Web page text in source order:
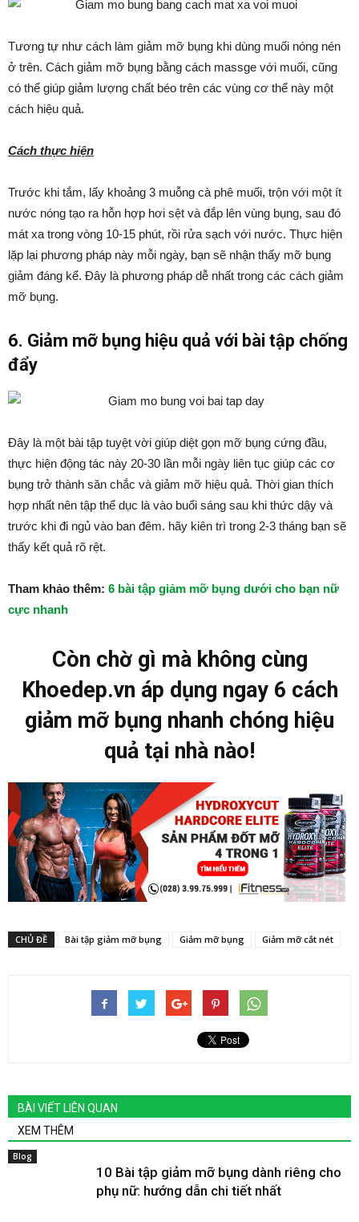
Tương tự như cách làm giảm mỡ bụng khi dùng muối nóng nén
ở trên. Cách giảm mỡ bụng bằng cách massge với muối, cũng
có thể giúp giảm lượng chất béo trên các vùng cơ thể này một
cách hiệu quả.
Cách thực hiện
Trước khi tắm, lấy khoảng 3 muỗng cà phê muối, trộn với một ít
nước nóng tạo ra hỗn hợp hơi sệt và đắp lên vùng bụng, sau đó
mát xa trong vòng 10-15 phút, rồi rửa sạch với nước. Thực hiện
lặp lại phương pháp này mỗi ngày, bạn sẽ nhận thấy mỡ bụng
giảm đáng kể. Đây là phương pháp dễ nhất trong các cách giảm
mỡ bụng.
6. Giảm mỡ bụng hiệu quả với bài tập chống
đẩy
Đây là một bài tập tuyệt vời giúp diệt gọn mỡ bụng cứng đầu,
thực hiện động tác này 20-30 lần mỗi ngày liên tục giúp các cơ
bụng trở thành săn chắc và giảm mỡ hiệu quả. Thời gian thích
hợp nhất nên tập thể dục là vào buổi sáng sau khi thức dậy và
trước khi đi ngủ vào ban đêm. hãy kiên trì trong 2-3 tháng bạn sẽ
thấy kết quả rõ rệt.
Tham khảo thêm: 6 bài tập giảm mỡ bụng dưới cho bạn nữ
cực nhanh
Còn chờ gì mà không cùng
Khoedep.vn áp dụng ngay 6 cách
giảm mỡ bụng nhanh chóng hiệu
quả tại nhà nào!
CHỦ ĐỀ Bài tập giảm mỡ bụng Giảm mỡ bụng Giảm mỡ cắt nét
BÀI VIẾT LIÊN QUAN
XEM THÊM
Blog
10 Bài tập giảm mỡ bụng dành riêng cho
phụ nữ: hướng dẫn chi tiết nhất